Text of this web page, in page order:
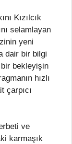
Kızılcık
selamlayan
yeni
dair bir bilgi
bekleyişin
hızlı
çarpıcı
ve
karmaşık